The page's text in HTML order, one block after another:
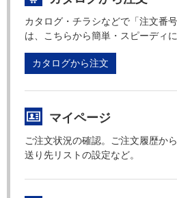
カタログ・チラシなどで「注文番
は、こちらから簡単・スピーディに
カタログから注文
マイページ
ご注文状況の確認。ご注文履歴か
送り先リストの設定など。